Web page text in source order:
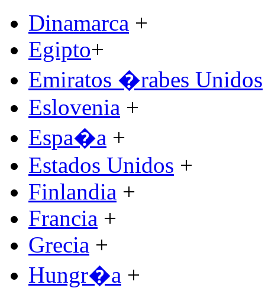
Dinamarca +
Egipto+
Emiratos �rabes Unidos
Eslovenia +
Espa�a +
Estados Unidos +
Finlandia +
Francia +
Grecia +
Hungr�a +